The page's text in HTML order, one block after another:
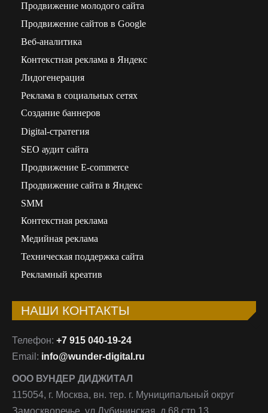
Продвижение молодого сайта
Продвижение сайтов в Google
Веб-аналитика
Контекстная реклама в Яндекс
Лидогенерация
Реклама в социальных сетях
Создание баннеров
Digital-стратегия
SEO аудит сайта
Продвижение E-commerce
Продвижение сайта в Яндекс
SMM
Контекстная реклама
Медийная реклама
Техническая поддержка сайта
Рекламный креатив
НАШИ КОНТАКТЫ
Телефон: +7 915 040-19-24
Email: info@wunder-digital.ru
ООО ВУНДЕР ДИДЖИТАЛ
115054, г. Москва, вн. тер. г. Муниципальный округ
Замоскворечье, ул.Дубининская, д.68 стр.13